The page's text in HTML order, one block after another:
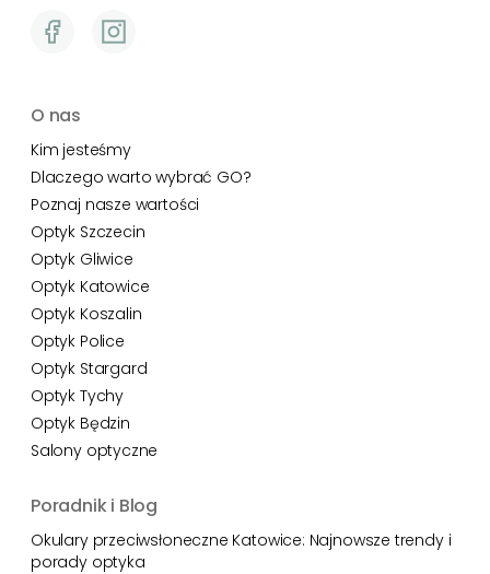
O nas
Kim jesteśmy
Dlaczego warto wybrać GO?
Poznaj nasze wartości
Optyk Szczecin
Optyk Gliwice
Optyk Katowice
Optyk Koszalin
Optyk Police
Optyk Stargard
Optyk Tychy
Optyk Będzin
Salony optyczne
Poradnik i Blog
Okulary przeciwsłoneczne Katowice: Najnowsze trendy i
porady optyka